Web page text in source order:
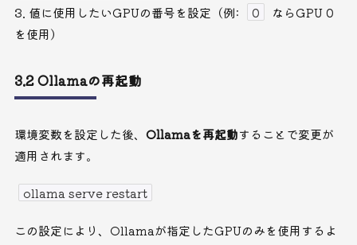
値に使用したいGPUの番号を設定（例:
0
ならGPU 0
を使用）
3.2 Ollamaの再起動
環境変数を設定した後、 Ollamaを再起動することで変更が
適用されます。
ollama serve restart
この設定により、Ollamaが指定したGPUのみを使用するよ